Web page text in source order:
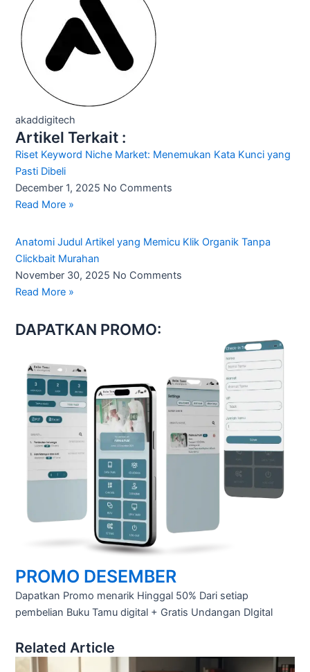
akaddigitech
Artikel Terkait :
Riset Keyword Niche Market: Menemukan Kata Kunci yang
Pasti Dibeli
December 1, 2025 No Comments
Read More »
Anatomi Judul Artikel yang Memicu Klik Organik Tanpa
Clickbait Murahan
November 30, 2025 No Comments
Read More »
DAPATKAN PROMO:
PROMO DESEMBER
Dapatkan Promo menarik Hinggal 50% Dari setiap
pembelian Buku Tamu digital + Gratis Undangan DIgital
Related Article